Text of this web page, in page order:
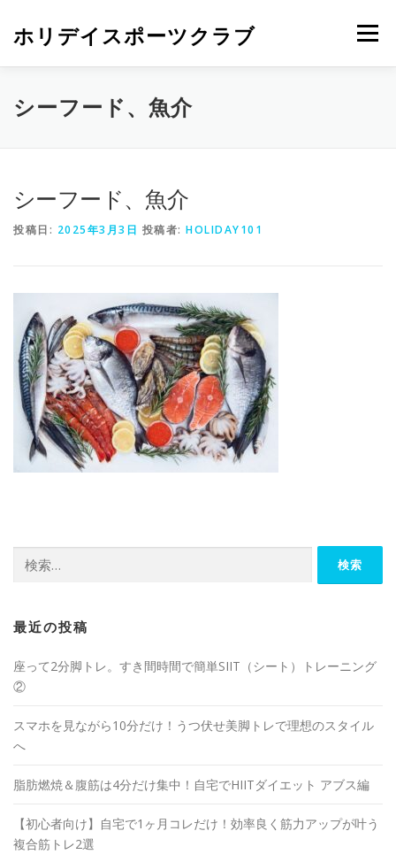
ホリデイスポーツクラブ メニュー
シーフード、魚介
シーフード、魚介
投稿日: 2025年3月3日 投稿者: HOLIDAY101
最近の投稿
座って2分脚トレ。すき間時間で簡単SIIT（シート）トレーニング
②
スマホを見ながら10分だけ！うつ伏せ美脚トレで理想のスタイル
へ
脂肪燃焼＆腹筋は4分だけ集中！自宅でHIITダイエット アブス編
【初心者向け】自宅で1ヶ月コレだけ！効率良く筋力アップが叶う
複合筋トレ2選